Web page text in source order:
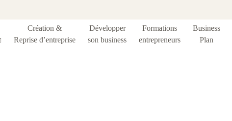
Création &
Reprise d’entreprise
Développer
son business
Formations
entrepreneurs
Business
Plan